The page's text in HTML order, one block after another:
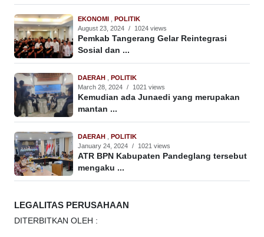
EKONOMI , POLITIK
August 23, 2024 / 1024 views
Pemkab Tangerang Gelar Reintegrasi
Sosial dan ...
DAERAH , POLITIK
March 28, 2024 / 1021 views
Kemudian ada Junaedi yang merupakan
mantan ...
DAERAH , POLITIK
January 24, 2024 / 1021 views
ATR BPN Kabupaten Pandeglang tersebut
mengaku ...
LEGALITAS PERUSAHAAN
DITERBITKAN OLEH :